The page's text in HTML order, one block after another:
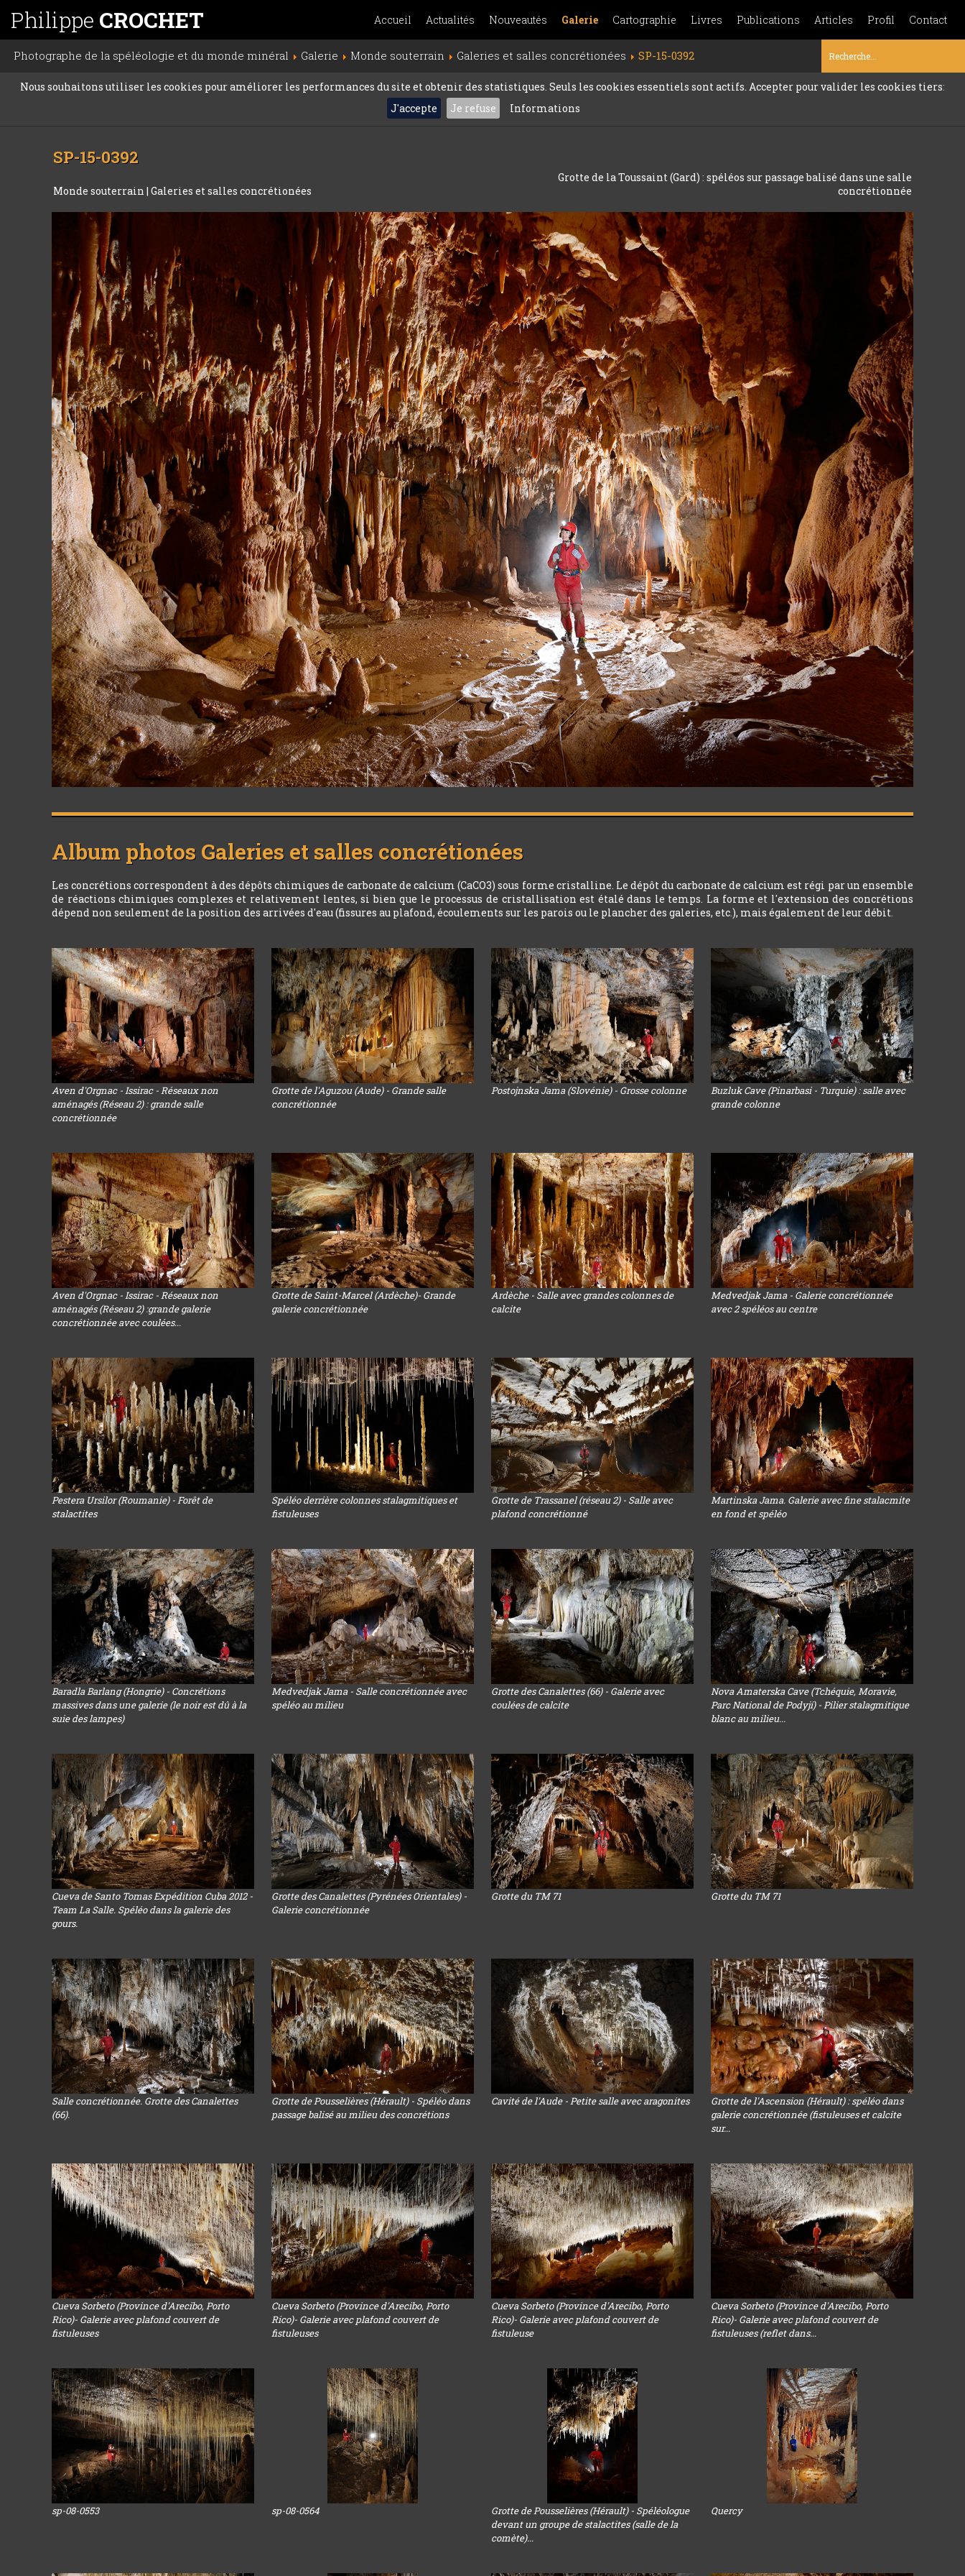
Philippe CROCHET Accueil Actualités Nouveautés Galerie Cartographie Livres Publications Articles Profil Contact
Photographe de la spéléologie et du monde minéral Galerie Monde souterrain Galeries et salles concrétionées SP-15-0392
Nous souhaitons utiliser les cookies pour améliorer les performances du site et obtenir des statistiques. Seuls les cookies essentiels sont actifs. Accepter pour valider les cookies tiers:
J'accepte
Je refuse Informations
SP-15-0392
Monde souterrain|Galeries et salles concrétionées
Grotte de la Toussaint (Gard) : spéléos sur passage balisé dans une salle
concrétionnée
Album photos Galeries et salles concrétionées
Les concrétions correspondent à des dépôts chimiques de carbonate de calcium (CaCO3) sous forme cristalline. Le dépôt du carbonate de calcium est régi par un ensemble
de réactions chimiques complexes et relativement lentes, si bien que le processus de cristallisation est étalé dans le temps. La forme et l'extension des concrétions
dépend non seulement de la position des arrivées d'eau (fissures au plafond, écoulements sur les parois ou le plancher des galeries, etc.), mais également de leur débit.
Aven d'Orgnac - Issirac - Réseaux non
aménagés (Réseau 2) : grande salle
concrétionnée
Grotte de l'Aguzou (Aude) - Grande salle
concrétionnée
Postojnska Jama (Slovénie) - Grosse colonne
Buzluk Cave (Pinarbasi - Turquie) : salle avec
grande colonne
Aven d'Orgnac - Issirac - Réseaux non
aménagés (Réseau 2) :grande galerie
concrétionnée avec coulées...
Grotte de Saint-Marcel (Ardèche)- Grande
galerie concrétionnée
Ardèche - Salle avec grandes colonnes de
calcite
Medvedjak Jama - Galerie concrétionnée
avec 2 spéléos au centre
Pestera Ursilor (Roumanie) - Forêt de
stalactites
Spéléo derrière colonnes stalagmitiques et
fistuleuses
Grotte de Trassanel (réseau 2) - Salle avec
plafond concrétionné
Martinska Jama. Galerie avec fine stalacmite
en fond et spéléo
Baradla Barlang (Hongrie) - Concrétions
massives dans une galerie (le noir est dû à la
suie des lampes)
Medvedjak Jama - Salle concrétionnée avec
spéléo au milieu
Grotte des Canalettes (66) - Galerie avec
coulées de calcite
Nova Amaterska Cave (Tchéquie, Moravie,
Parc National de Podyjí) - Pilier stalagmitique
blanc au milieu...
Cueva de Santo Tomas Expédition Cuba 2012 -
Team La Salle. Spéléo dans la galerie des
gours.
Grotte des Canalettes (Pyrénées Orientales) -
Galerie concrétionnée
Grotte du TM 71 Grotte du TM 71
Salle concrétionnée. Grotte des Canalettes
(66).
Grotte de Pousselières (Hérault) - Spéléo dans
passage balisé au milieu des concrétions
Cavité de l'Aude - Petite salle avec aragonites
Grotte de l'Ascension (Hérault) : spéléo dans
galerie concrétionnée (fistuleuses et calcite
sur...
Cueva Sorbeto (Province d'Arecibo, Porto
Rico)- Galerie avec plafond couvert de
fistuleuses
Cueva Sorbeto (Province d'Arecibo, Porto
Rico)- Galerie avec plafond couvert de
fistuleuses
Cueva Sorbeto (Province d'Arecibo, Porto
Rico)- Galerie avec plafond couvert de
fistuleuse
Cueva Sorbeto (Province d'Arecibo, Porto
Rico)- Galerie avec plafond couvert de
fistuleuses (reflet dans...
sp-08-0553 sp-08-0564
Grotte de Pousselières (Hérault) - Spéléologue
devant un groupe de stalactites (salle de la
comète)...
Quercy